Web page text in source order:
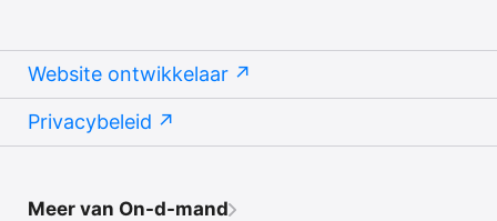
Website ontwikkelaar
Privacybeleid
Meer van On-d-mand